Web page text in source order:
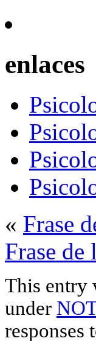
enlaces
« Frase
Frase de
This entry
under
responses